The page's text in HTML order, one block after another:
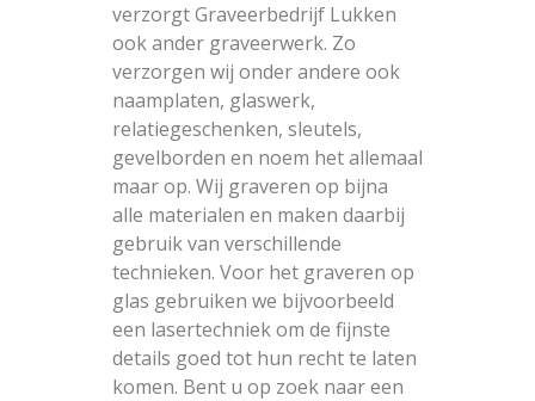
verzorgt Graveerbedrijf Lukken
ook ander graveerwerk. Zo
verzorgen wij onder andere ook
naamplaten, glaswerk,
relatiegeschenken, sleutels,
gevelborden en noem het allemaal
maar op. Wij graveren op bijna
alle materialen en maken daarbij
gebruik van verschillende
technieken. Voor het graveren op
glas gebruiken we bijvoorbeeld
een lasertechniek om de fijnste
details goed tot hun recht te laten
komen. Bent u op zoek naar een